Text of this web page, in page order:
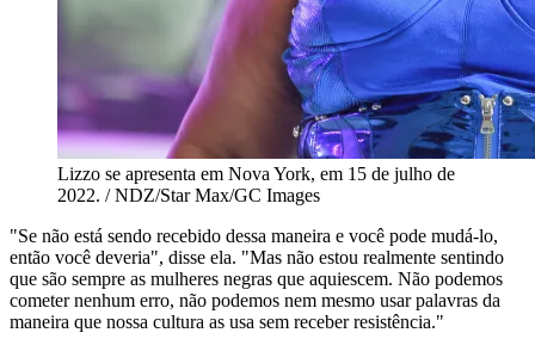
Lizzo se apresenta em Nova York, em 15 de julho de
2022. / NDZ/Star Max/GC Images
"Se não está sendo recebido dessa maneira e você pode mudá-lo,
então você deveria", disse ela. "Mas não estou realmente sentindo
que são sempre as mulheres negras que aquiescem. Não podemos
cometer nenhum erro, não podemos nem mesmo usar palavras da
maneira que nossa cultura as usa sem receber resistência."